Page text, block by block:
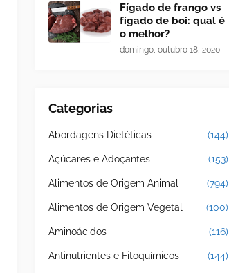
Fígado de frango vs
fígado de boi: qual é
o melhor?
domingo, outubro 18, 2020
Categorias
Abordagens Dietéticas (144)
Açúcares e Adoçantes (153)
Alimentos de Origem Animal (794)
Alimentos de Origem Vegetal (100)
Aminoácidos (116)
Antinutrientes e Fitoquímicos (144)